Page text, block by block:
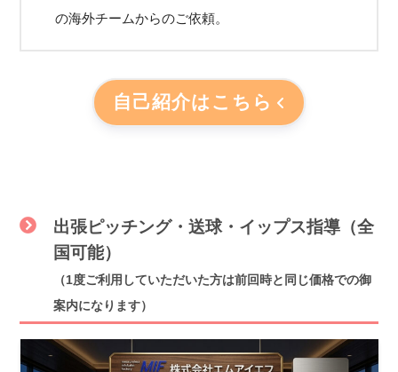
の海外チームからのご依頼。
自己紹介はこちら
出張ピッチング・送球・イップス指導（全
国可能）
（1度ご利用していただいた方は前回時と同じ価格での御
案内になります）